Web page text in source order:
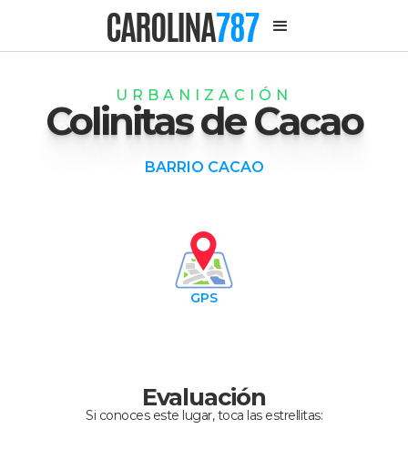
CAROLINA787
URBANIZACIÓN
Colinitas de Cacao
BARRIO CACAO
GPS
Evaluación
Si conoces este lugar, toca las estrellitas: